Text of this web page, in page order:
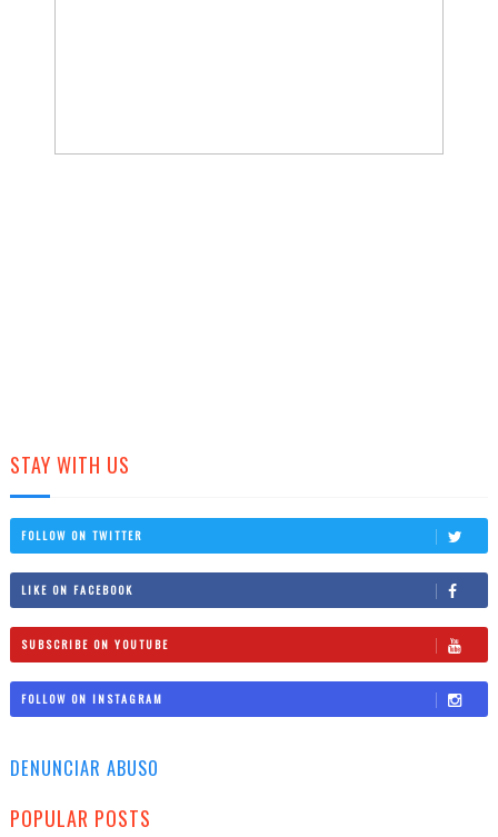
STAY WITH US
FOLLOW ON TWITTER
LIKE ON FACEBOOK
SUBSCRIBE ON YOUTUBE
FOLLOW ON INSTAGRAM
DENUNCIAR ABUSO
POPULAR POSTS